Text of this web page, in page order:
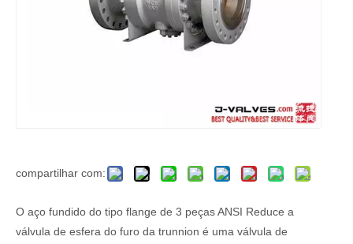
compartilhar com:
O aço fundido do tipo flange de 3 peças ANSI Reduce a
válvula de esfera do furo da trunnion é uma válvula de